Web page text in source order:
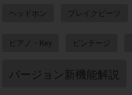
ヘッドホン ブレイクビーツ
ピアノ・Key ビンテージ
バージョン新機能解説